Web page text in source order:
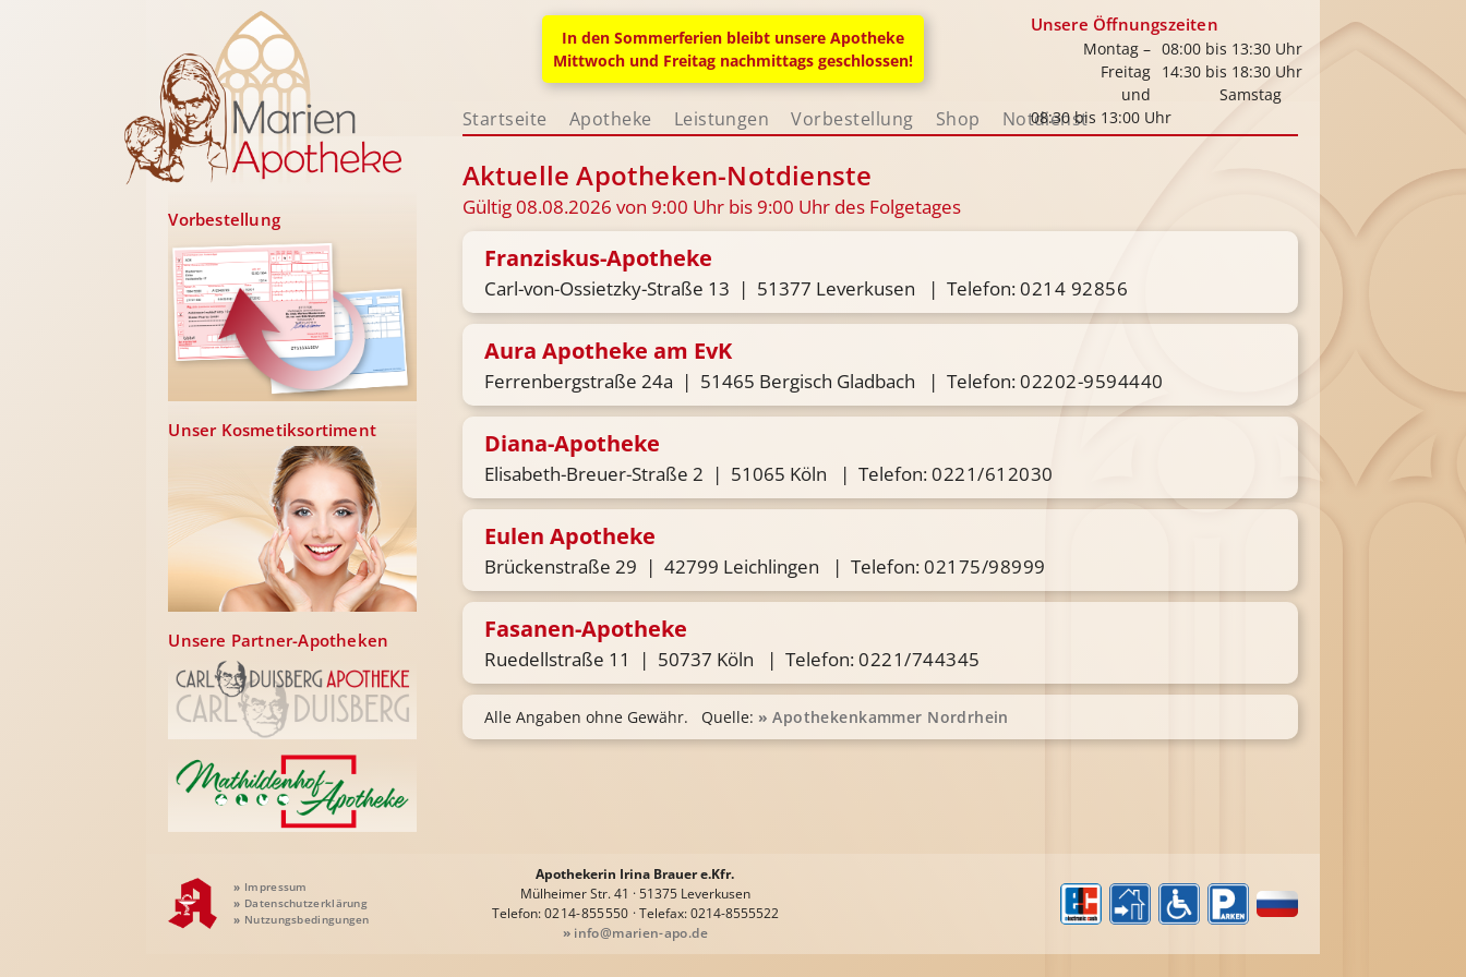
In den Sommerferien bleibt unsere Apotheke
Mittwoch und Freitag nachmittags geschlossen!
Unsere Öffnungszeiten
Montag –
Freitag
und
08:00 bis 13:30 Uhr
14:30 bis 18:30 Uhr
Samstag
08:30 bis 13:00 Uhr
Startseite Apotheke Leistungen Vorbestellung Shop Notdienst
Vorbestellung
Unser Kosmetiksortiment
Unsere Partner-Apotheken
Aktuelle Apotheken-Notdienste
Gültig 08.08.2026 von 9:00 Uhr bis 9:00 Uhr des Folgetages
Franziskus-Apotheke
Carl-von-Ossietzky-Straße 13 | 51377 Leverkusen | Telefon:0214 92856
Aura Apotheke am EvK
Ferrenbergstraße 24a | 51465 Bergisch Gladbach | Telefon:02202-9594440
Diana-Apotheke
Elisabeth-Breuer-Straße 2 | 51065 Köln | Telefon:0221/612030
Eulen Apotheke
Brückenstraße 29 | 42799 Leichlingen | Telefon:02175/98999
Fasanen-Apotheke
Ruedellstraße 11 | 50737 Köln | Telefon:0221/744345
Alle Angaben ohne Gewähr. Quelle: »Apothekenkammer Nordrhein
» Impressum
» Datenschutzerklärung
» Nutzungsbedingungen
Apothekerin Irina Brauer e.Kfr.
Mülheimer Str. 41 · 51375 Leverkusen
Telefon:0214-855550 · Telefax: 0214-8555522
» info@marien-apo.de